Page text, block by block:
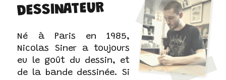
DESSINATEUR
Né à Paris en 1985,
Nicolas Siner a toujours
eu le goût du dessin, et
de la bande dessinée. Si